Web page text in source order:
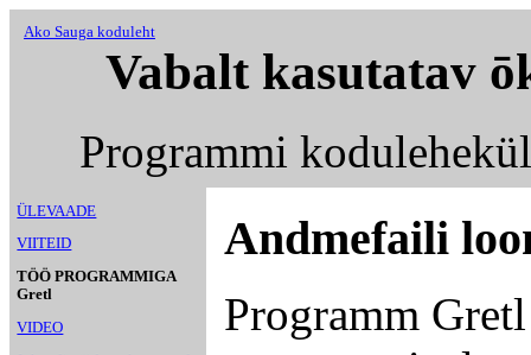
Ako Sauga koduleht
Vabalt kasutatav
Programmi
ÜLEVAADE
VIITEID
TÖÖ PROGRAMMIGA
Gretl
VIDEO
Andmefaili
Programm